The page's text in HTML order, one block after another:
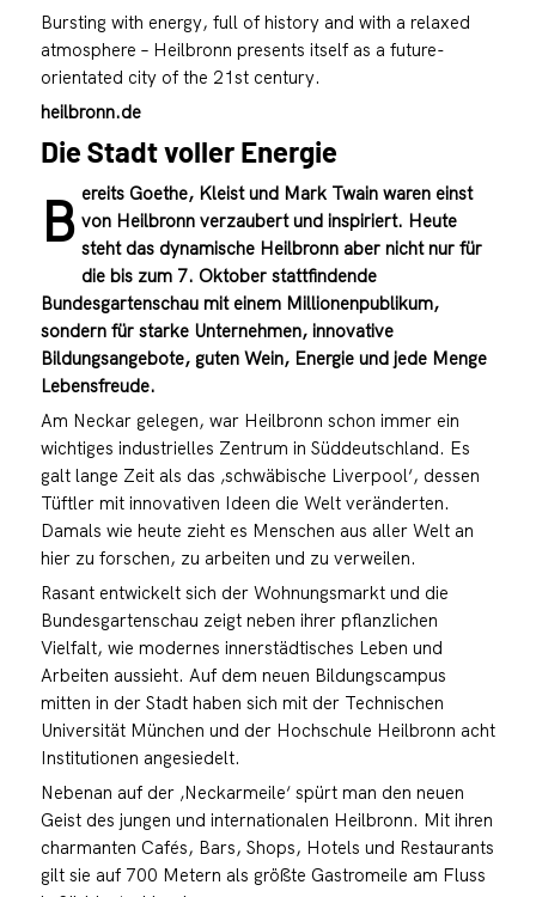
Bursting with energy, full of history and with a relaxed
atmosphere – Heilbronn presents itself as a future-
orientated city of the 21st century.
heilbronn.de
Die Stadt voller Energie
B ereits Goethe, Kleist und Mark Twain waren einst
von Heilbronn verzaubert und inspiriert. Heute
steht das dynamische Heilbronn aber nicht nur für
die bis zum 7. Oktober stattfindende
Bundesgartenschau mit einem Millionenpublikum,
sondern für starke Unternehmen, innovative
Bildungsangebote, guten Wein, Energie und jede Menge
Lebensfreude.
Am Neckar gelegen, war Heilbronn schon immer ein
wichtiges industrielles Zentrum in Süddeutschland. Es
galt lange Zeit als das ‚schwäbische Liverpool‘, dessen
Tüftler mit innovativen Ideen die Welt veränderten.
Damals wie heute zieht es Menschen aus aller Welt an
hier zu forschen, zu arbeiten und zu verweilen.
Rasant entwickelt sich der Wohnungsmarkt und die
Bundesgartenschau zeigt neben ihrer pflanzlichen
Vielfalt, wie modernes innerstädtisches Leben und
Arbeiten aussieht. Auf dem neuen Bildungscampus
mitten in der Stadt haben sich mit der Technischen
Universität München und der Hochschule Heilbronn acht
Institutionen angesiedelt.
Nebenan auf der ‚Neckarmeile‘ spürt man den neuen
Geist des jungen und internationalen Heilbronn. Mit ihren
charmanten Cafés, Bars, Shops, Hotels und Restaurants
gilt sie auf 700 Metern als größte Gastromeile am Fluss